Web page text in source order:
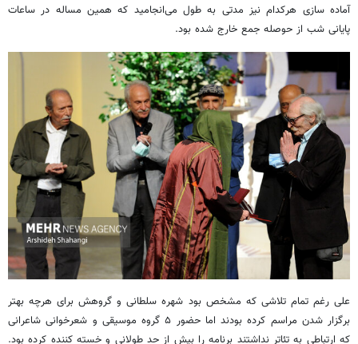
آماده سازی هرکدام نیز مدتی به طول می‌انجامید که همین مساله در ساعات
پایانی شب از حوصله جمع خارج شده بود.
علی رغم تمام تلاشی که مشخص بود شهره سلطانی و گروهش برای هرچه بهتر
برگزار شدن مراسم کرده بودند اما حضور ۵ گروه موسیقی و شعرخوانی شاعرانی
که ارتباطی به تئاتر نداشتند برنامه را بیش از حد طولانی و خسته کننده کرده بود.